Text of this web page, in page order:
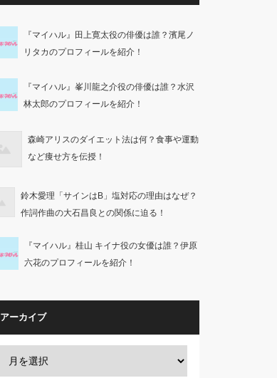
『マイハル』田上寛太役の俳優は誰？濱尾ノ
リタカのプロフィールを紹介！
『マイハル』峯川龍之介役の俳優は誰？水沢
林太郎のプロフィールを紹介！
森崎アリスのダイエット法は何？食事や運動
など痩せ方を伝授！
鈴木愛理「サインはB」塩対応の理由はなぜ？
作詞作曲の大石昌良との関係に迫る！
『マイハル』桂山 キイナ役の女優は誰？伊原
六花のプロフィールを紹介！
アーカイブ